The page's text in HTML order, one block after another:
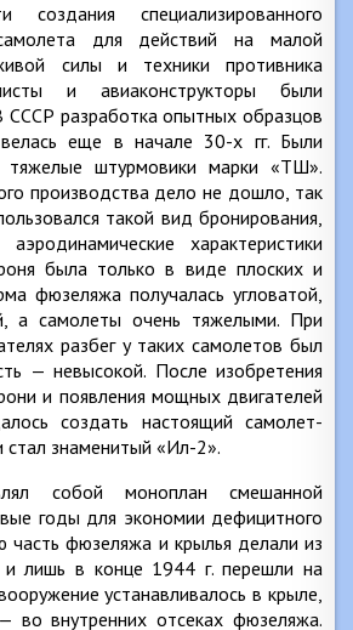
создания специализированного
для действий на малой
силы и техники противника
и авиаконструкторы были
разработка опытных образцов
еще в начале 30-х гг. Были
тяжелые штурмовики марки «ТШ».
производства дело не дошло, так
такой вид бронирования,
характеристики
была только в виде плоских и
фюзеляжа получалась угловатой,
а самолеты очень тяжелыми. При
разбег у таких самолетов был
— невысокой. После изобретения
и появления мощных двигателей
создать настоящий самолет-
стал знаменитый «Ил-2».
собой моноплан смешанной
годы для экономии дефицитного
часть фюзеляжа и крылья делали из
лишь в конце 1944 г. перешли на
устанавливалось в крыле,
во внутренних отсеках фюзеляжа.